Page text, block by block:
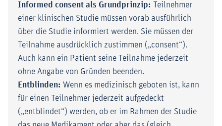
Informed consent als Grundprinzip: Teilnehmer
einer klinischen Studie müssen vorab ausführlich
über die Studie informiert werden. Sie müssen der
Teilnahme ausdrücklich zustimmen („consent“).
Auch kann ein Patient seine Teilnahme jederzeit
ohne Angabe von Gründen beenden.
Entblinden: Wenn es medizinisch geboten ist, kann
für einen Teilnehmer jederzeit aufgedeckt
(„entblindet“) werden, ob er im Rahmen der Studie